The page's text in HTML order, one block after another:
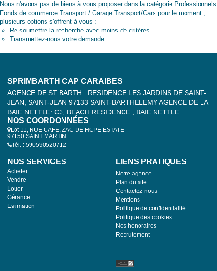
Nous n'avons pas de biens à vous proposer dans la catégorie Professionnels
Fonds de commerce Transport / Garage Transport/Cars pour le moment ,
plusieurs options s'offrent à vous :
Re-soumettre la recherche avec moins de critères.
Transmettez-nous votre demande
SPRIMBARTH CAP CARAIBES
AGENCE DE ST BARTH : RESIDENCE LES JARDINS DE SAINT-
JEAN, SAINT-JEAN 97133 SAINT-BARTHELEMY AGENCE DE LA
BAIE NETTLE: C3, BEACH RESIDENCE , BAIE NETTLE
NOS COORDONNÉES
Lot 11, RUE CAFE, ZAC DE HOPE ESTATE
97150 SAINT MARTIN
Tél. : 590590520712
NOS SERVICES
Acheter
Vendre
Louer
Gérance
Estimation
LIENS PRATIQUES
Notre agence
Plan du site
Contactez-nous
Mentions
Politique de confidentialité
Politique des cookies
Nos honoraires
Recrutement